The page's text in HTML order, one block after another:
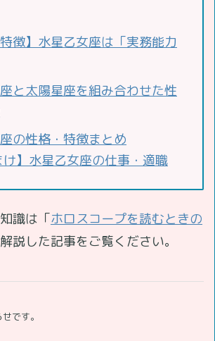
特徴】水星乙女座は「実務能力
と太陽星座を組み合わせた性
の性格・特徴まとめ
け】水星乙女座の仕事・適職
識は「ホロスコープを読むときの
説した記事をご覧ください。
です。